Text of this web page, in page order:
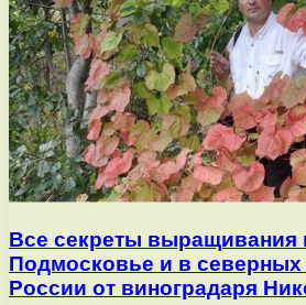
Все секреты выращивания
Подмосковье и в северных
России от виноградаря